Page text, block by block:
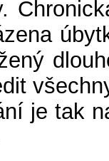
je tak